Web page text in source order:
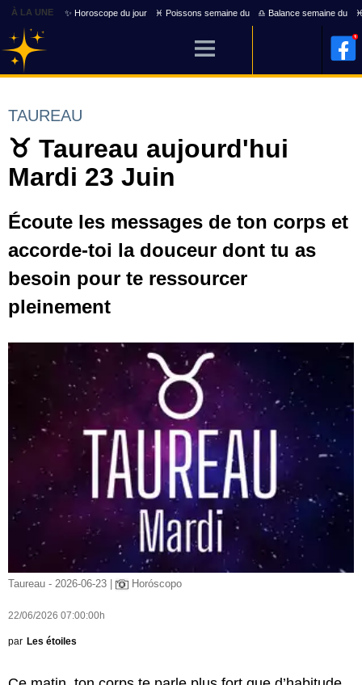
À LA UNE ✨ Horoscope du jour ♓ Poissons semaine du ♎ Balance semaine du
TAUREAU
♉ Taureau aujourd'hui
Mardi 23 Juin
Écoute les messages de ton corps et
accorde-toi la douceur dont tu as
besoin pour te ressourcer
pleinement
Taureau - 2026-06-23 | Horóscopo
22/06/2026 07:00:00h
par Les étoiles